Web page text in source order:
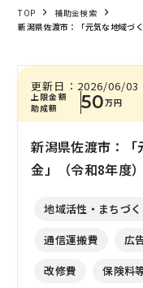
TOP
補助金検索
新潟県佐渡市：「元気な地域づ
上限金額
助成額
50万円
更新日： 2026/06/03
新潟県佐渡市：「
金」（令和8年度）
地域活性・まちづく
通信運搬費
広
改修費
保険料